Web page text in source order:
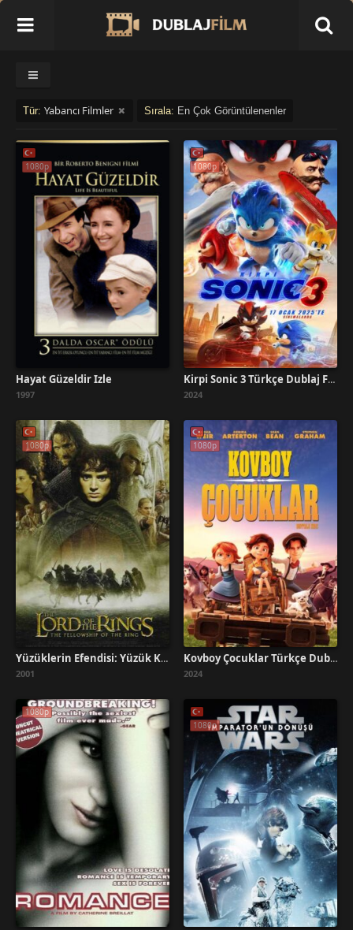
Tür: Yabancı Filmler Sırala: En Çok Görüntülenenler
1080p
Hayat Güzeldir İzle
1997
1080p
Kirpi Sonic 3 Türkçe Dublaj Full İzle
2024
1080p
Yüzüklerin Efendisi: Yüzük Kardeşliği Türkçe Dublaj İzle
2001
1080p
Kovboy Çocuklar Türkçe Dublaj İzle
2024
1080p
1080p